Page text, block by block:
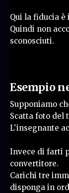
Qui la fiducia
Quindi non
sconosciuti.
Esempio
Supponiamo
Scatta foto del
L'insegnante
Invece di farti
convertitore.
Carichi tre
disponga in